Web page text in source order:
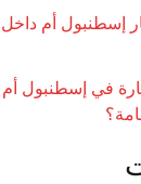
إسطنبول أم داخل
في إسطنبول أم